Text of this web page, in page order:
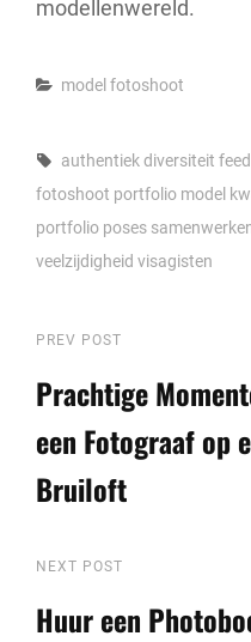
modellenwereld.
Categories
model fotoshoot
Tags,
authentiekdiversiteit
fotoshoot portfolio model
portfolio poses
veelzijdigheid visagisten
Berichtnavigatie
Previous
Post
PREV POST
Prachtige
een Fotograaf op
Bruiloft
Next
Post
NEXT POST
Huur een